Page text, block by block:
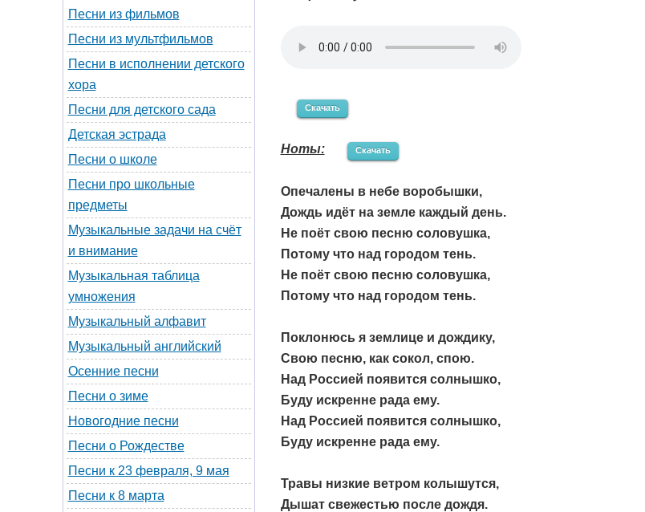
Песни из фильмов
Песни из мультфильмов
Песни в исполнении детского
хора
Песни для детского сада
Детская эстрада
Песни о школе
Песни про школьные
предметы
Музыкальные задачи на счёт
и внимание
Музыкальная таблица
умножения
Музыкальный алфавит
Музыкальный английский
Осенние песни
Песни о зиме
Новогодние песни
Песни о Рождестве
Песни к 23 февраля, 9 мая
Песни к 8 марта
Скачать
Ноты: Скачать
Опечалены в небе воробышки,
Дождь идёт на земле каждый день.
Не поёт свою песню соловушка,
Потому что над городом тень.
Не поёт свою песню соловушка,
Потому что над городом тень.
Поклонюсь я землице и дождику,
Свою песню, как сокол, спою.
Над Россией появится солнышко,
Буду искренне рада ему.
Над Россией появится солнышко,
Буду искренне рада ему.
Травы низкие ветром колышутся,
Дышат свежестью после дождя.